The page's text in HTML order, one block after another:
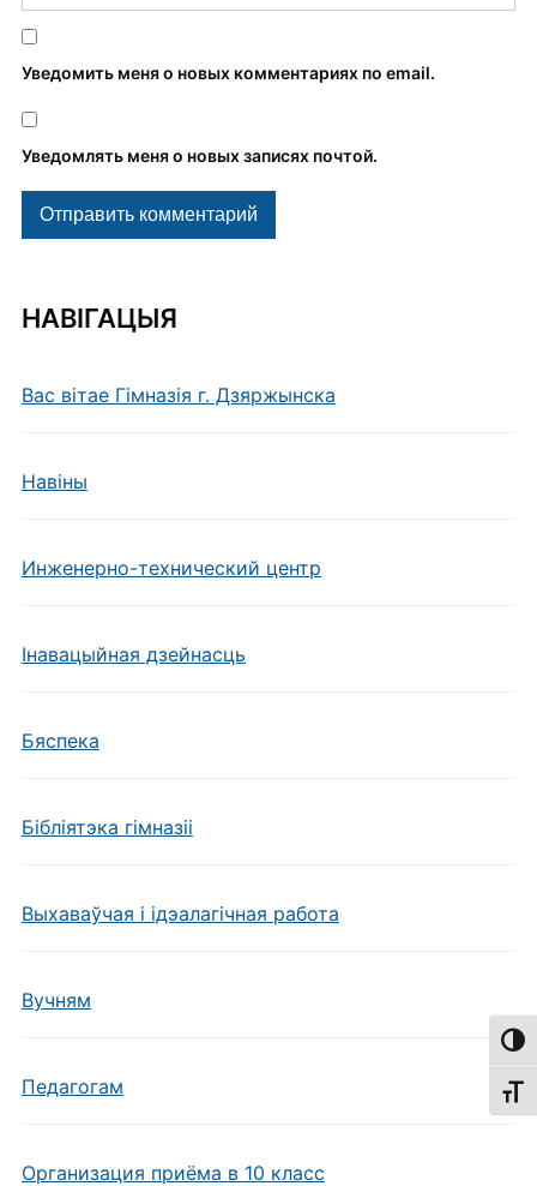
НАВІГАЦЫЯ
Вас вітае Гімназія г. Дзяржынска
Навiны
Инженерно-технический центр
Інавацыйная дзейнасць
Бяспека
Бібліятэка гімназіі
Выхаваўчая і ідэалагічная работа
Вучням
Педагогам
Организация приёма в 10 класс
Уведомить меня о новых комментариях по email.
Уведомлять меня о новых записях почтой.